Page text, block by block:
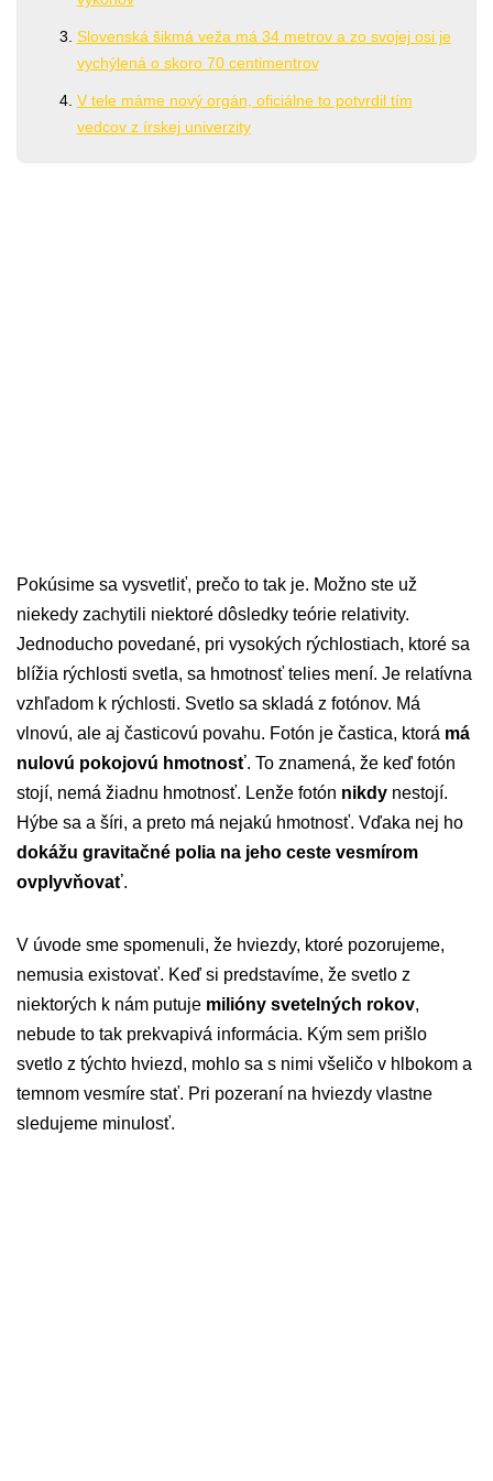
Slovenská šikmá veža má 34 metrov a zo svojej osi je
vychýlená o skoro 70 centimentrov
V tele máme nový orgán, oficiálne to potvrdil tím
vedcov z írskej univerzity
Pokúsime sa vysvetliť, prečo to tak je. Možno ste už
niekedy zachytili niektoré dôsledky teórie relativity.
Jednoducho povedané, pri vysokých rýchlostiach, ktoré sa
blížia rýchlosti svetla, sa hmotnosť telies mení. Je relatívna
vzhľadom k rýchlosti. Svetlo sa skladá z fotónov. Má
vlnovú, ale aj časticovú povahu. Fotón je častica, ktorá má
nulovú pokojovú hmotnosť. To znamená, že keď fotón
stojí, nemá žiadnu hmotnosť. Lenže fotón nikdy nestojí.
Hýbe sa a šíri, a preto má nejakú hmotnosť. Vďaka nej ho
dokážu gravitačné polia na jeho ceste vesmírom
ovplyvňovať.
V úvode sme spomenuli, že hviezdy, ktoré pozorujeme,
nemusia existovať. Keď si predstavíme, že svetlo z
niektorých k nám putuje milióny svetelných rokov,
nebude to tak prekvapivá informácia. Kým sem prišlo
svetlo z týchto hviezd, mohlo sa s nimi všeličo v hlbokom a
temnom vesmíre stať. Pri pozeraní na hviezdy vlastne
sledujeme minulosť.